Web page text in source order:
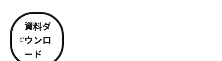
資料ダ
ウンロ
ード